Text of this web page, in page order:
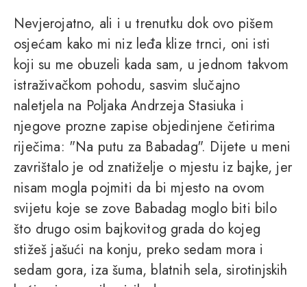
Nevjerojatno, ali i u trenutku dok ovo pišem
osjećam kako mi niz leđa klize trnci, oni isti
koji su me obuzeli kada sam, u jednom takvom
istraživačkom pohodu, sasvim slučajno
naletjela na Poljaka Andrzeja Stasiuka i
njegove prozne zapise objedinjene četirima
riječima: "Na putu za Babadag". Dijete u meni
zavrištalo je od znatiželje o mjestu iz bajke, jer
nisam mogla pojmiti da bi mjesto na ovom
svijetu koje se zove Babadag moglo biti bilo
što drugo osim bajkovitog grada do kojeg
stižeš jašući na konju, preko sedam mora i
sedam gora, iza šuma, blatnih sela, sirotinjskih